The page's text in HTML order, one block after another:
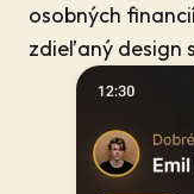
osobných
zdieľaný design